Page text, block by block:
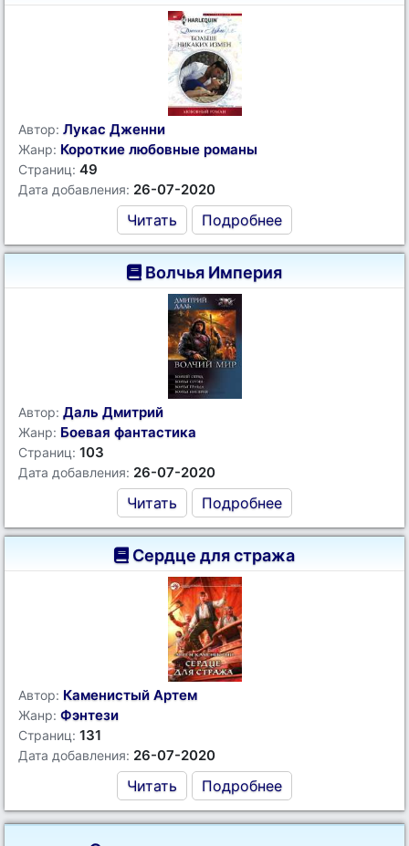
Автор: Лукас Дженни
Жанр: Короткие любовные романы
Страниц: 49
Дата добавления: 26-07-2020
Читать Подробнее
Волчья Империя
Автор: Даль Дмитрий
Жанр: Боевая фантастика
Страниц: 103
Дата добавления: 26-07-2020
Читать Подробнее
Сердце для стража
Автор: Каменистый Артем
Жанр: Фэнтези
Страниц: 131
Дата добавления: 26-07-2020
Читать Подробнее